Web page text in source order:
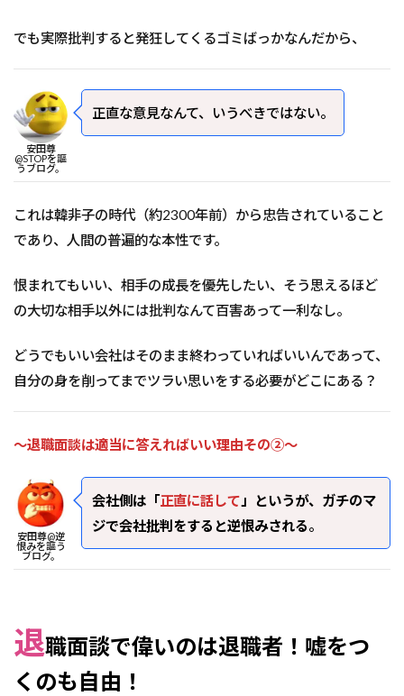
でも実際批判すると発狂してくるゴミばっかなんだから、
安田尊
@STOPを謳
うブログ。
正直な意見なんて、いうべきではない。
これは韓非子の時代（約2300年前）から忠告されていること
であり、人間の普遍的な本性です。
恨まれてもいい、相手の成長を優先したい、そう思えるほど
の大切な相手以外には批判なんて百害あって一利なし。
どうでもいい会社はそのまま終わっていればいいんであって、
自分の身を削ってまでツラい思いをする必要がどこにある？
～退職面談は適当に答えればいい理由その②～
安田尊@逆
恨みを謳う
ブログ。
会社側は「正直に話して 」というが、ガチのマ
ジで会社批判をすると逆恨みされる。
退職面談で偉いのは退職者！嘘をつ
くのも自由！